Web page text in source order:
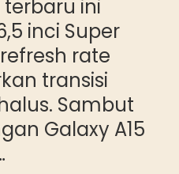
ini
inci Super
rate
transisi
Sambut
Galaxy A15